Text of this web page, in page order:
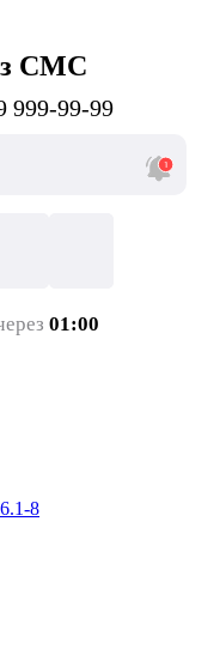
СМС
999-99-99
01:00
8